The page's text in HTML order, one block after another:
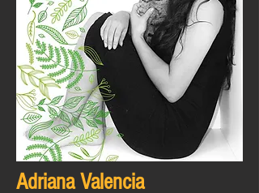
Adriana Valencia